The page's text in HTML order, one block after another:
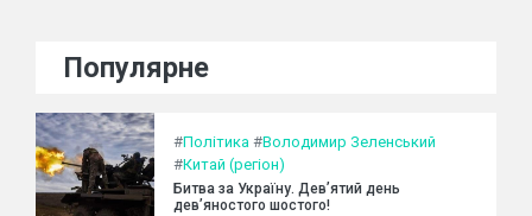
Популярне
#Політика #Володимир Зеленський
#Китай (регіон)
Битва за Україну. Дев’ятий день
дев’яностого шостого!